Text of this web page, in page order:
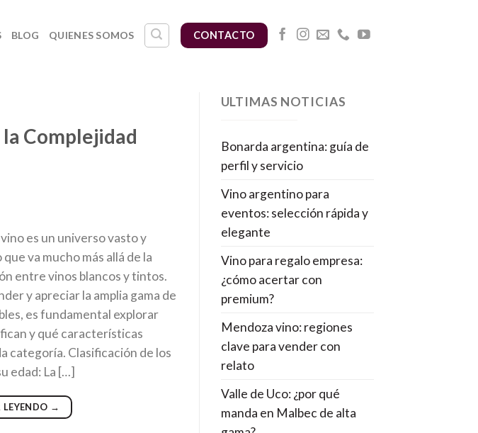
BLOG QUIENES SOMOS CONTACTO
Complejidad
es un universo vasto y
va mucho más allá de la
entre vinos blancos y tintos.
y apreciar la amplia gama de
es fundamental explorar
y qué características
categoría. Clasificación de los
edad: La […]
→
ULTIMAS NOTICIAS
Bonarda argentina: guía de
perfil y servicio
Vino argentino para
eventos: selección rápida y
elegante
Vino para regalo empresa:
¿cómo acertar con
premium?
Mendoza vino: regiones
clave para vender con
relato
Valle de Uco: ¿por qué
manda en Malbec de alta